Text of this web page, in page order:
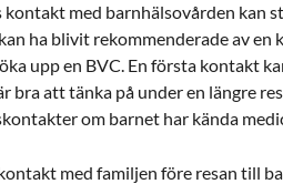
kontakt med barnhälsovården kan
ha blivit rekommenderade av
upp en BVC. En första kontakt
bra att tänka på under en längre
om barnet har kända
med familjen före resan till